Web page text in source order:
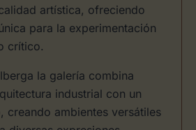
artística, ofreciendo
para la experimentación
crítico.
la galería combina
industrial con un
creando ambientes versátiles